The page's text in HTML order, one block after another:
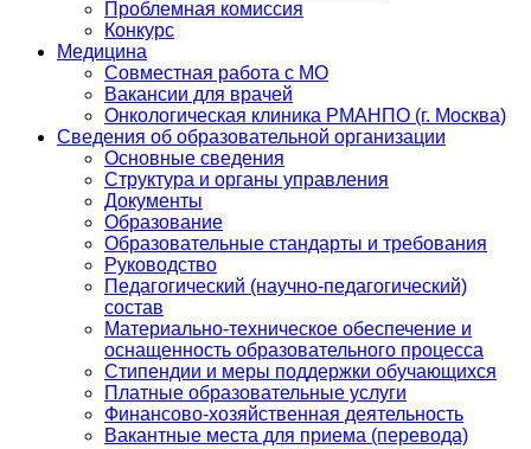
Проблемная комиссия
Конкурс
Медицина
Совместная работа с МО
Вакансии для врачей
Онкологическая клиника РМАНПО (г. Москва)
Сведения об образовательной организации
Основные сведения
Структура и органы управления
Документы
Образование
Образовательные стандарты и требования
Руководство
Педагогический (научно-педагогический)
состав
Материально-техническое обеспечение и
оснащенность образовательного процесса
Стипендии и меры поддержки обучающихся
Платные образовательные услуги
Финансово-хозяйственная деятельность
Вакантные места для приема (перевода)